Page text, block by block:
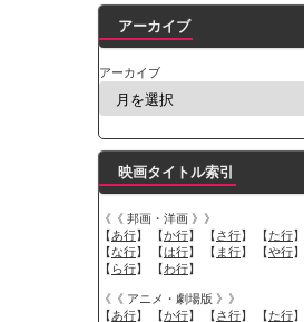
アーカイブ
アーカイブ
映画タイトル索引
《《 邦画・洋画 》》
【あ行】 【か行】 【さ行】 【た行】
【な行】 【は行】 【 ま行】 【や行】
【 ら行】 【わ行】
《《 アニメ・劇場版 》》
【あ行】 【か行】 【さ行】 【た行】